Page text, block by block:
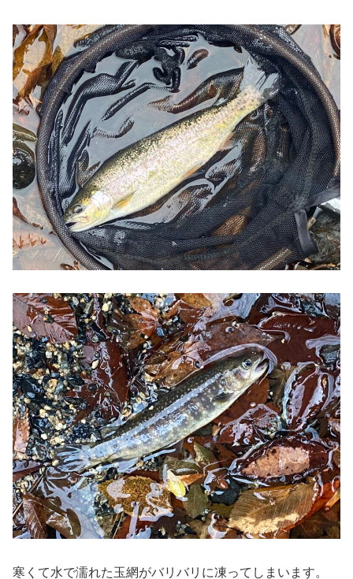
寒くて水で濡れた玉網がバリバリに凍ってしまいます。